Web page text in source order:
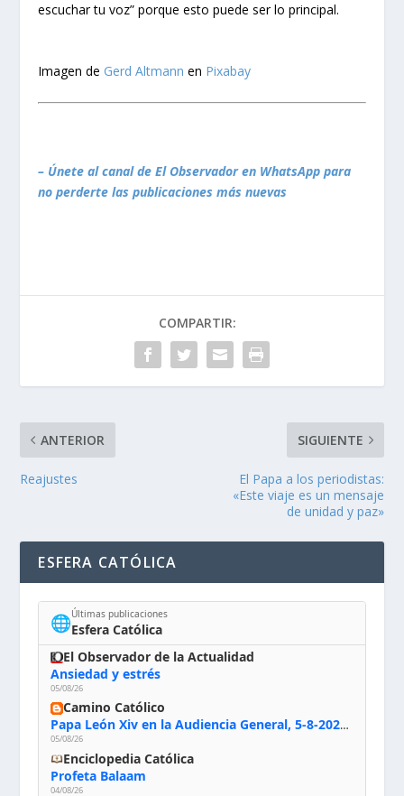
escuchar tu voz” porque esto puede ser lo principal.
Imagen de Gerd Altmann en Pixabay
– Únete al canal de El Observador en WhatsApp para
no perderte las publicaciones más nuevas
COMPARTIR:
ANTERIOR
Reajustes
SIGUIENTE
El Papa a los periodistas:
«Este viaje es un mensaje
de unidad y paz»
ESFERA CATÓLICA
🌐Últimas publicaciones
Esfera Católica
El Observador de la Actualidad
Ansiedad y estrés
05/08/26
Camino Católico
Papa León Xiv en la Audiencia General, 5-8-2026: «Dios en el primer puesto; la oración, nuestra primera obligación; la liturgia, la primera fuente de la vida divina que se nos comunica, la primera escuela de nuestra vida espiritual»
05/08/26
Enciclopedia Católica
Profeta Balaam
04/08/26